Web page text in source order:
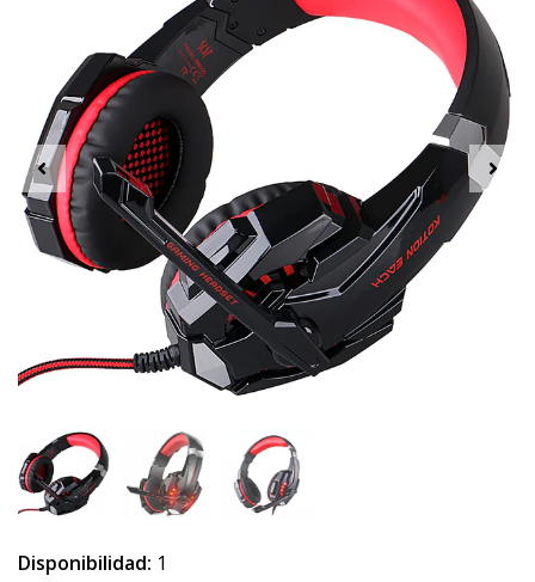
Disponibilidad: 1